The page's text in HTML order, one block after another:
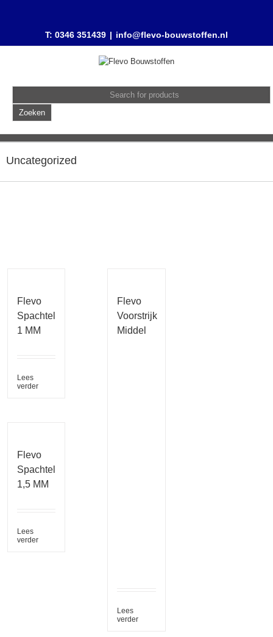
T: 0346 351439 | info@flevo-bouwstoffen.nl
Uncategorized
Flevo
Spachtel
1 MM
Lees
verder
Flevo
Spachtel
1,5 MM
Lees
verder
Flevo
Voorstrijk
Middel
Lees
verder